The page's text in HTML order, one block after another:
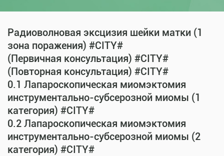
Радиоволновая эксцизия шейки матки (1
зона поражения) #CITY#
(Первичная консультация) #CITY#
(Повторная консультация) #CITY#
0.1 Лапароскопическая миомэктомия
инструментально-субсерозной миомы (1
категория) #CITY#
0.2 Лапароскопическая миомэктомия
инструментально-субсерозной миомы (2
категория) #CITY#